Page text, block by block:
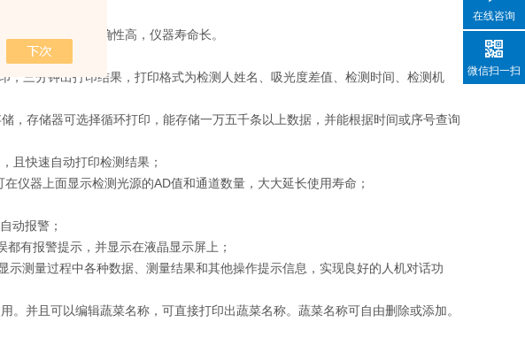
试剂进行检测；
抗干扰，检测准确性高，仪器寿命长。
算机直接相连。
三分钟出打印结果，打印格式为检测人姓名、吸光度差值、检测时间、检测机
，存储器可选择循环打印，能存储一万五千条以上数据，并能根据时间或序号查询
且快速自动打印检测结果；
仪器上面显示检测光源的AD值和通道数量，大大延长使用寿命；
动报警；
有报警提示，并显示在液晶显示屏上；
测量过程中各种数据、测量结果和其他操作提示信息，实现良好的人机对话功
并且可以编辑蔬菜名称，可直接打印出蔬菜名称。蔬菜名称可自由删除或添加。
在线咨询
微信扫一扫